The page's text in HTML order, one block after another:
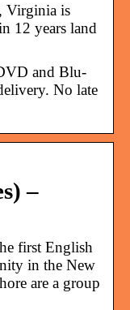
Virginia is
12 years land
and Blu-
No late
–
first English
in the New
are a group